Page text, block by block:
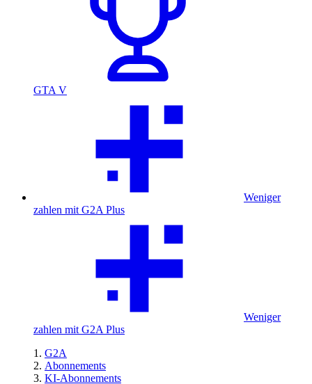
GTA V
Weniger
zahlen mit G2A Plus
Weniger
zahlen mit G2A Plus
G2A
Abonnements
KI-Abonnements